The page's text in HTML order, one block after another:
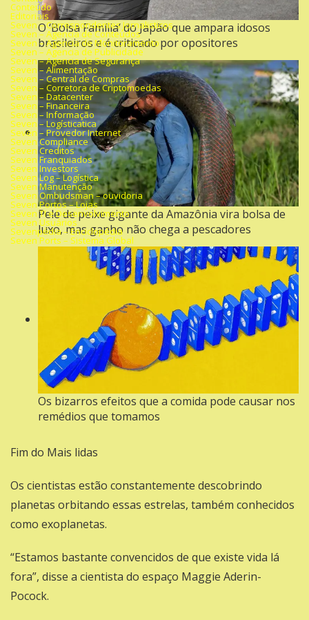
O ‘Bolsa Família’ do Japão que ampara idosos
brasileiros e é criticado por opositores
Pele de peixe gigante da Amazônia vira bolsa de
luxo, mas ganho não chega a pescadores
Os bizarros efeitos que a comida pode causar nos
remédios que tomamos
Fim do Mais lidas
Os cientistas estão constantemente descobrindo
planetas orbitando essas estrelas, também conhecidos
como exoplanetas.
“Estamos bastante convencidos de que existe vida lá
fora”, disse a cientista do espaço Maggie Aderin-
Pocock.
Conteúdo
Editoriais
Seven – Correspondentes Jornalisticos
Seven – Agencia de Conteúdos
Seven – Agencia de Monitoramento
Seven – Agencia de Publicidade
Seven – Agencia de Segurança
Seven – Alimentação
Seven – Central de Compras
Seven – Corretora de Criptomoedas
Seven – Datacenter
Seven – Financeira
Seven – Informação
Seven – Logísticatica
Seven – Provedor Internet
Seven Compliance
Seven Creditos
Seven Franquiados
Seven Investors
Seven Log – Logística
Seven Manutenção
Seven Ombudsman – ouvidoria
Seven Portos – Lojas
Seven TI e Desenvolvimento
Seven Usuários
Sevenpédia – Enciclopédia
Seven Ports – Sistema Global